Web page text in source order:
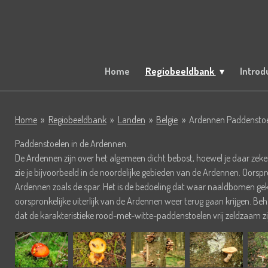
Home Regiobeeldbank
Home » Regiobeeldbank » Landen » Belgie » Ardennen
Paddenstoelen in de Ardennen.
De Ardennen zijn over het algemeen dicht bebost, hoewel je daar
zie je bijvoorbeeld in de noordelijke gebieden van de Ardennen.
Ardennen zoals de spar. Het is de bedoeling dat waar naaldbomen
oorspronkelijke uiterlijk van de Ardennen weer terug gaan krijgen.
dat de karakteristieke rood-met-witte-paddenstoelen vrij zeldzaam